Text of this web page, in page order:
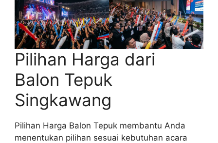
Pilihan Harga dari
Balon Tepuk
Singkawang
Pilihan Harga Balon Tepuk membantu Anda
menentukan pilihan sesuai kebutuhan acara